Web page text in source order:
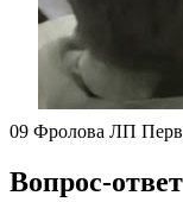
09 Фролова ЛП
Вопрос-ответ